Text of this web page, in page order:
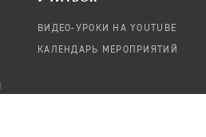
ВИДЕО-УРОКИ НА YOUTUBE
КАЛЕНДАРЬ МЕРОПРИЯТИЙ